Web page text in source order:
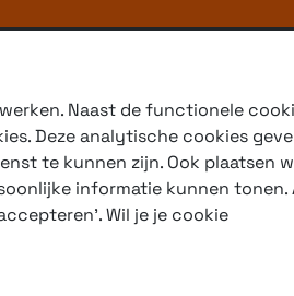
bestaande mini-USB aansluiting
Naast de functionele
Deze analytische cookies
te kunnen zijn. Ook plaatsen
informatie kunnen tonen.
Wil je je cookie